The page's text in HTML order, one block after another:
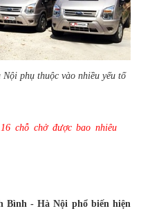
phụ thuộc vào nhiều yếu tố
chỗ chở được bao nhiêu
Bình - Hà Nội phổ biến hiện